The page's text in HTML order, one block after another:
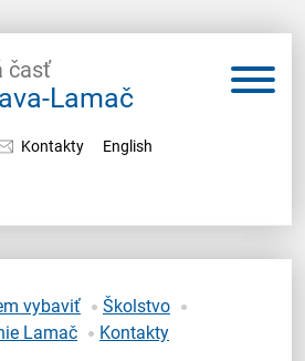
časť
Lamač
Kontakty English
vybaviť
Školstvo
Lamač
Kontakty